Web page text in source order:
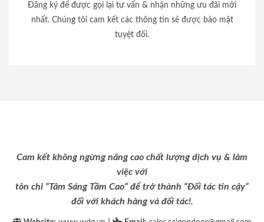
Đăng ký để được gọi lại tư vấn & nhận những ưu đãi mới
nhất. Chúng tôi cam kết các thông tin sẽ được bảo mật
tuyệt đối.
Cam kết không ngừng nâng cao chất lượng dịch vụ & làm
việc với
tôn chỉ “Tâm Sáng Tầm Cao” để trở thành “Đối tác tin cậy”
đối với khách hàng và đối tác!.